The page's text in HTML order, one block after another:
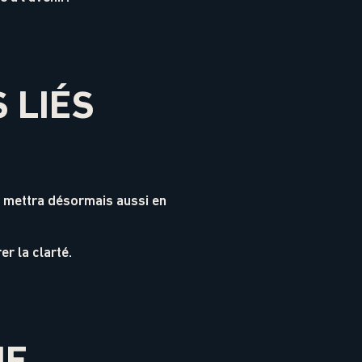
LIÉS
désormais aussi en
la clarté.